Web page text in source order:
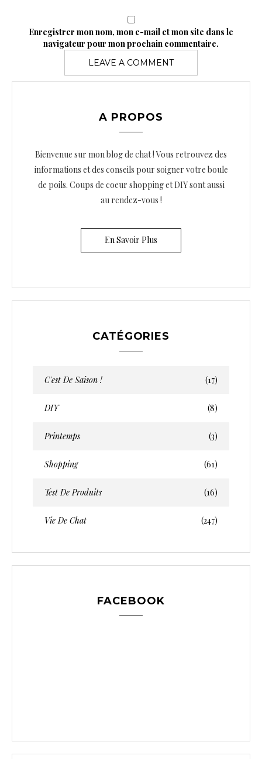
Enregistrer mon nom, mon e-mail et mon site dans le
navigateur pour mon prochain commentaire.
A PROPOS
Bienvenue sur mon blog de chat ! Vous retrouvez des
informations et des conseils pour soigner votre boule
de poils. Coups de coeur shopping et DIY sont aussi
au rendez-vous !
En Savoir Plus
CATÉGORIES
C'est De Saison ! (17)
DIY (8)
Printemps (3)
Shopping (61)
Test De Produits (16)
Vie De Chat (247)
FACEBOOK